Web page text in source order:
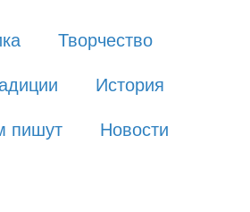
Культура и Традиции
Хроника
Люди
Творчество
История
пишут Новости